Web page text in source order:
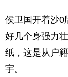
侯卫国开着沙0
好几个身强力
纸，这是从户
宇。